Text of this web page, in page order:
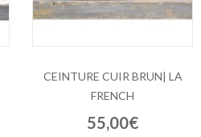
CEINTURE CUIR BRUN| LA
FRENCH
55,00€